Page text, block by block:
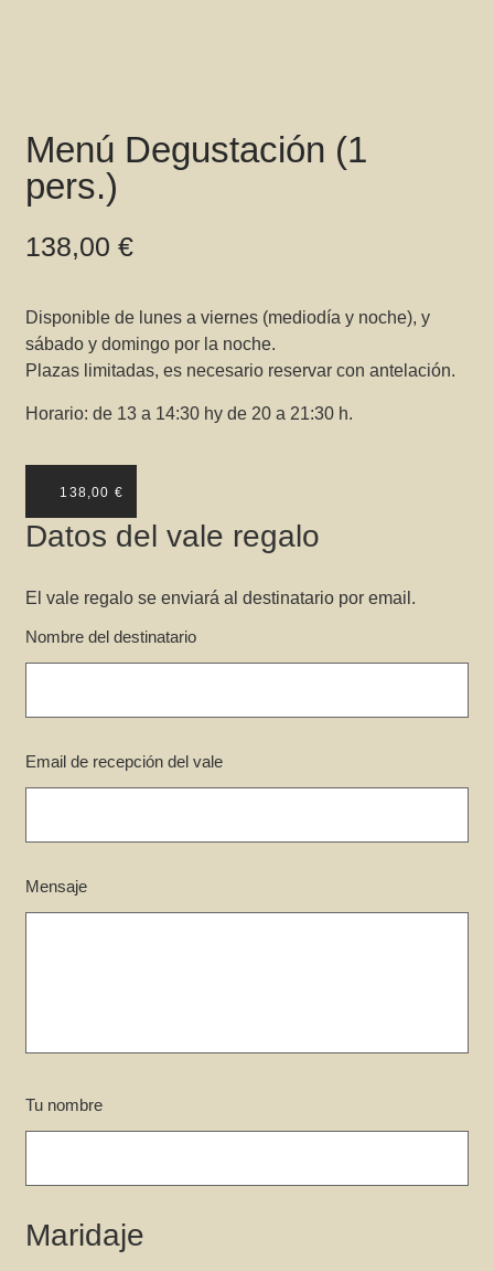
Menú Degustación (1
pers.)
138,00€
Disponible de lunes a viernes (mediodía y noche), y
sábado y domingo por la noche.
Plazas limitadas, es necesario reservar con antelación.
Horario: de 13 a 14:30 hy de 20 a 21:30 h.
138,00 €
Datos del vale regalo
El vale regalo se enviará al destinatario por email.
Nombre del destinatario
Email de recepción del vale
Mensaje
Tu nombre
Maridaje